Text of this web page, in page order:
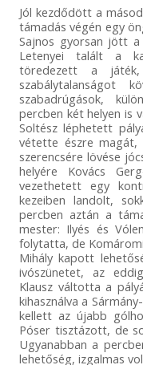
Jól kezdődött a
támadás végén egy
Sajnos gyorsan jött
Letenyei talált a
töredezett a
szabálytalanságot
szabadrúgások,
percben két helyen is
Soltész léphetett
vétette észre
szerencsére lövése
helyére Kovács
vezethetett egy
kezeiben landolt,
percben aztán a
mester: Ilyés és
folytatta, de
Mihály kapott
ivószünetet, az
Klausz váltotta a
kihasználva a
kellett az újabb
Póser tisztázott, de
Ugyanabban a
lehetőség, izgalmas